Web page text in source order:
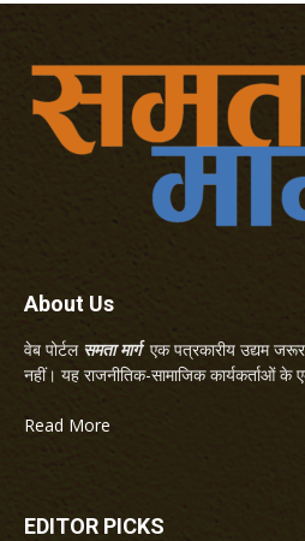
About Us
वेब पोर्टल समता मार्गएक पत्रकारीय उद्यम
नहीं। यह राजनीतिक-सामाजिक कार्यकर्ताओं
Read More
EDITOR PICKS